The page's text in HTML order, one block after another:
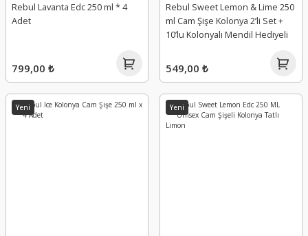
Rebul Lavanta Edc 250 ml * 4
Adet
799,00 ₺
Rebul Sweet Lemon & Lime 250
ml Cam Şişe Kolonya 2’li Set +
10’lu Kolonyalı Mendil Hediyeli
549,00 ₺
Yeni Yeni